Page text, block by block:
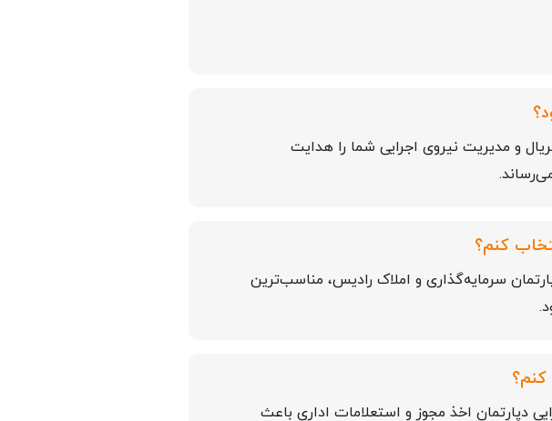
و مدیریت نیروی اجرایی شما را هدایت
کنم؟
سرمایه‌گذاری و املاک رادیس، مناسب‌ترین
کنم؟
دپارتمان اخذ مجوز و استعلامات اداری باعث